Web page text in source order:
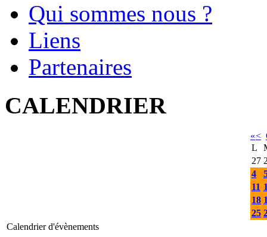
Qui sommes nous ?
Liens
Partenaires
CALENDRIER
«<
L
27
4
11
18
25
Calendrier d'évènements